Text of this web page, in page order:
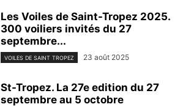
Les Voiles de Saint-Tropez 2025.
300 voiliers invités du 27
septembre...
VOILES DE SAINT TROPEZ 23 août 2025
St-Tropez. La 27e edition du 27
septembre au 5 octobre